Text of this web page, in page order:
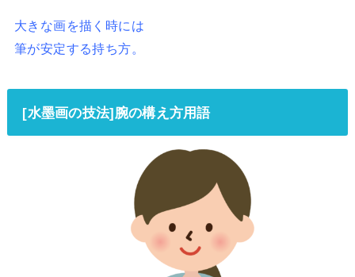
大きな画を描く時には
筆が安定する持ち方。
[水墨画の技法]腕の構え方用語